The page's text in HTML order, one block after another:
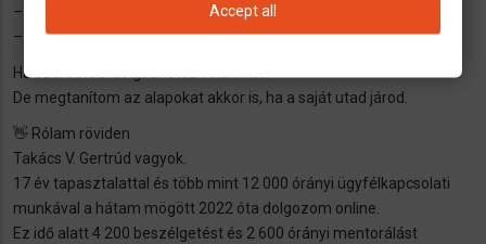
– Tartalomstratégia egyszerűen
– Önbizalomépítés – nem csak képletekben
Ha szeretnéd: dolgozhatsz velünk is.
De megtanítom az alapokat akkor is, ha a saját utad járod.
👋 Rólam röviden
Takács V. Gertrúd vagyok.
17 év tapasztalattal és több mint 12 000 órányi ügyfélkapcsolati
munkával a hátam mögött 2022 óta dolgozom online.
Ez idő alatt 4 200 beszélgetést és 2 600 órányi mentorálást
Accept all